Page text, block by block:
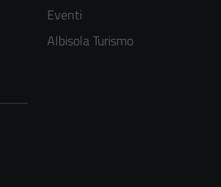
Eventi
Albisola Turismo